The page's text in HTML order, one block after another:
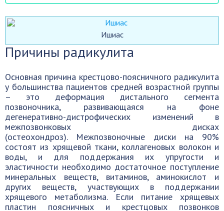
Ишиас
Причины радикулита
Основная причина крестцово-поясничного радикулита
у большинства пациентов средней возрастной группы
– это деформация дистального сегмента
позвоночника, развивающаяся на фоне
дегенеративно-дистрофических изменений в
межпозвонковых дисках
(остеохондроз). Межпозвоночные диски на 90%
состоят из хрящевой ткани, коллагеновых волокон и
воды, и для поддержания их упругости и
эластичности необходимо достаточное поступление
минеральных веществ, витаминов, аминокислот и
других веществ, участвующих в поддержании
хрящевого метаболизма. Если питание хрящевых
пластин поясничных и крестцовых позвонков